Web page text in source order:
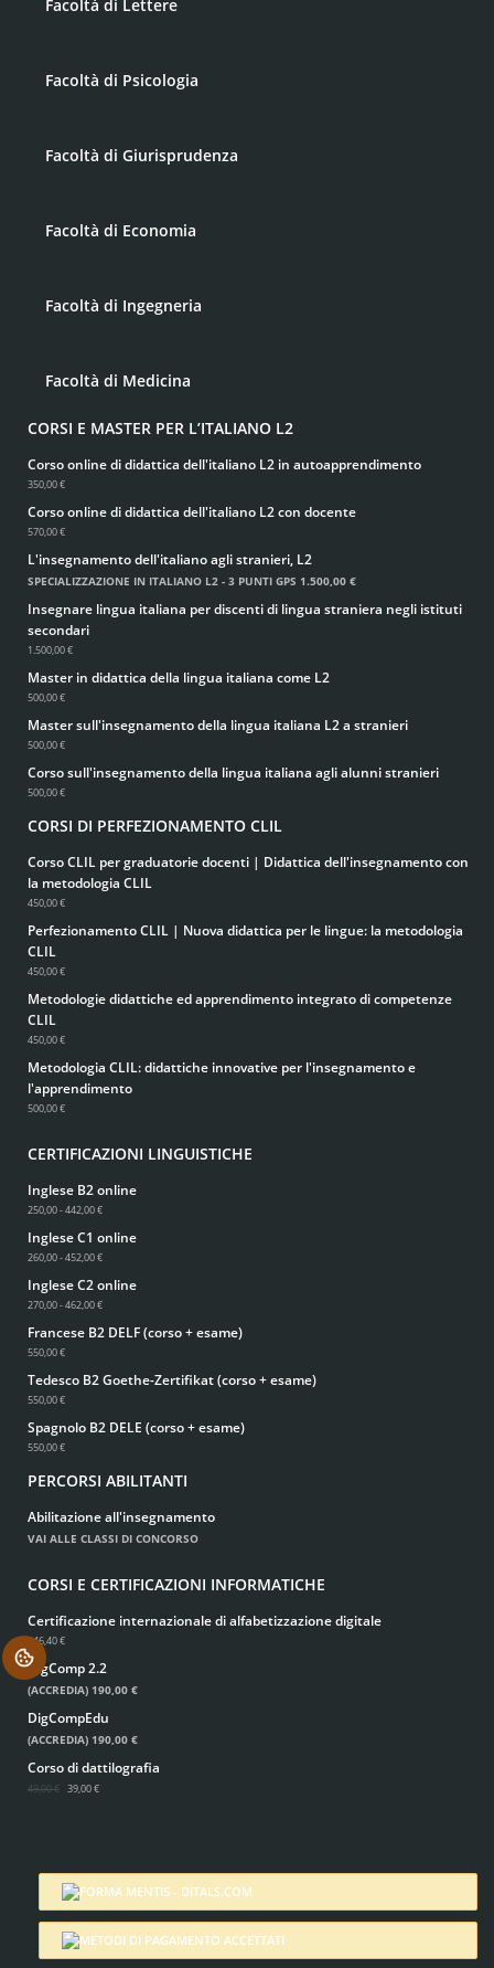
Facoltà di Lettere
Facoltà di Psicologia
Facoltà di Giurisprudenza
Facoltà di Economia
Facoltà di Ingegneria
Facoltà di Medicina
CORSI E MASTER PER L’ITALIANO L2
Corso online di didattica dell'italiano L2 in autoapprendimento
350,00 €
Corso online di didattica dell'italiano L2 con docente
570,00 €
L'insegnamento dell'italiano agli stranieri, L2
SPECIALIZZAZIONE IN ITALIANO L2 - 3 PUNTI GPS 1.500,00 €
Insegnare lingua italiana per discenti di lingua straniera negli istituti
secondari
1.500,00 €
Master in didattica della lingua italiana come L2
500,00 €
Master sull'insegnamento della lingua italiana L2 a stranieri
500,00 €
Corso sull'insegnamento della lingua italiana agli alunni stranieri
500,00 €
CORSI DI PERFEZIONAMENTO CLIL
Corso CLIL per graduatorie docenti | Didattica dell'insegnamento con
la metodologia CLIL
450,00 €
Perfezionamento CLIL | Nuova didattica per le lingue: la metodologia
CLIL
450,00 €
Metodologie didattiche ed apprendimento integrato di competenze
CLIL
450,00 €
Metodologia CLIL: didattiche innovative per l'insegnamento e
l'apprendimento
500,00 €
CERTIFICAZIONI LINGUISTICHE
Inglese B2 online
250,00 - 442,00 €
Inglese C1 online
260,00 - 452,00 €
Inglese C2 online
270,00 - 462,00 €
Francese B2 DELF (corso + esame)
550,00 €
Tedesco B2 Goethe-Zertifikat (corso + esame)
550,00 €
Spagnolo B2 DELE (corso + esame)
550,00 €
PERCORSI ABILITANTI
Abilitazione all'insegnamento
VAI ALLE CLASSI DI CONCORSO
CORSI E CERTIFICAZIONI INFORMATICHE
Certificazione internazionale di alfabetizzazione digitale
146,40 €
DigComp 2.2
(ACCREDIA) 190,00 €
DigCompEdu
(ACCREDIA) 190,00 €
Corso di dattilografia
49,00 € 39,00 €
.